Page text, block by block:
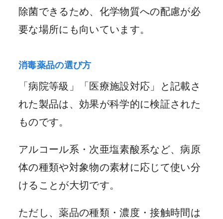
除菌できるため、化学物質への配慮が必
要な場所にも向いています。
消毒薬品の選び方
「病院等級」「医療施設対応」と記載さ
れた製品は、効果が科学的に検証された
ものです。
アルコール系・次亜塩素酸系など、病原
体の種類や対象物の素材に応じて使い分
けることが大切です。
ただし、薬品の種類・濃度・接触時間は